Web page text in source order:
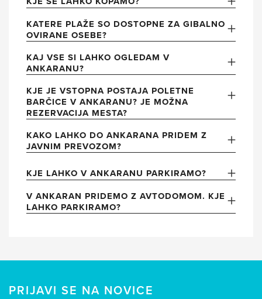
KATERE PLAŽE SO DOSTOPNE ZA GIBALNO
OVIRANE OSEBE?
KAJ VSE SI LAHKO OGLEDAM V
ANKARANU?
KJE JE VSTOPNA POSTAJA POLETNE
BARČICE V ANKARANU? JE MOŽNA
REZERVACIJA MESTA?
KAKO LAHKO DO ANKARANA PRIDEM Z
JAVNIM PREVOZOM?
KJE LAHKO V ANKARANU PARKIRAMO?
V ANKARAN PRIDEMO Z AVTODOMOM. KJE
LAHKO PARKIRAMO?
PRIJAVI SE NA NOVICE